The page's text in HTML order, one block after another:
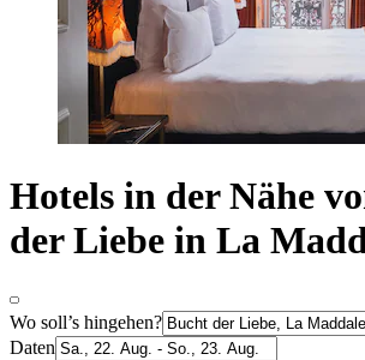
Hotels in der Nähe
der Liebe in La
Wo soll’s hingehen?
Daten